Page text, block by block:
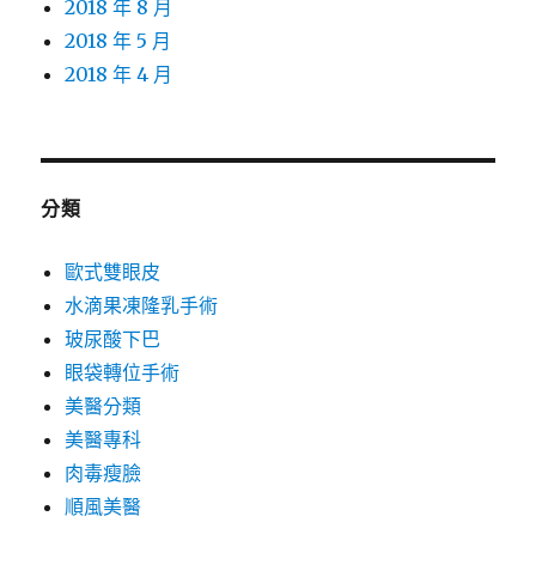
2018 年 8 月
2018 年 5 月
2018 年 4 月
分類
歐式雙眼皮
水滴果凍隆乳手術
玻尿酸下巴
眼袋轉位手術
美醫分類
美醫專科
肉毒瘦臉
順風美醫